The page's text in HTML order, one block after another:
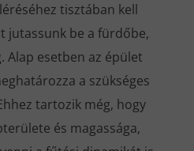
tisztában kell
jutassunk be a fürdőbe,
Alap esetben az épület
a szükséges
tartozik még, hogy
és magassága,